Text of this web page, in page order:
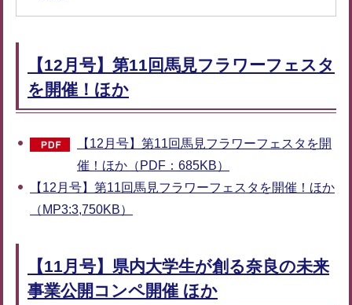
【12月号】第11回馬見フラワーフェスタ
を開催！ほか
【12月号】第11回馬見フラワーフェスタを開
催！ほか（PDF：685KB）
【12月号】第11回馬見フラワーフェスタを開催！ほか
（MP3:3,750KB）
【11月号】県内大学生が創る奈良の未来
事業公開コンペ開催 ほか